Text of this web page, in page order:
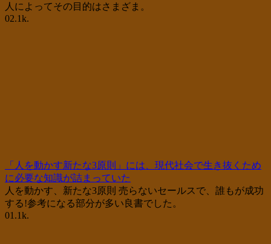
人によってその目的はさまざま。
02.1k.
「人を動かす新たな3原則」には、現代社会で生き抜くため
に必要な知識が詰まっていた
人を動かす、新たな3原則 売らないセールスで、誰もが成功
する!参考になる部分が多い良書でした。
01.1k.